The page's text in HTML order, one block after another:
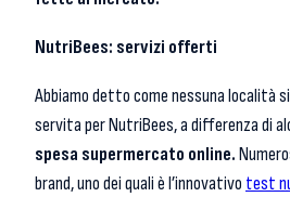
NutriBees: servizi offerti
Abbiamo detto come nessuna località
servita per NutriBees, a differenza di
spesa supermercato online.
brand, uno dei quali è l’innovativo test